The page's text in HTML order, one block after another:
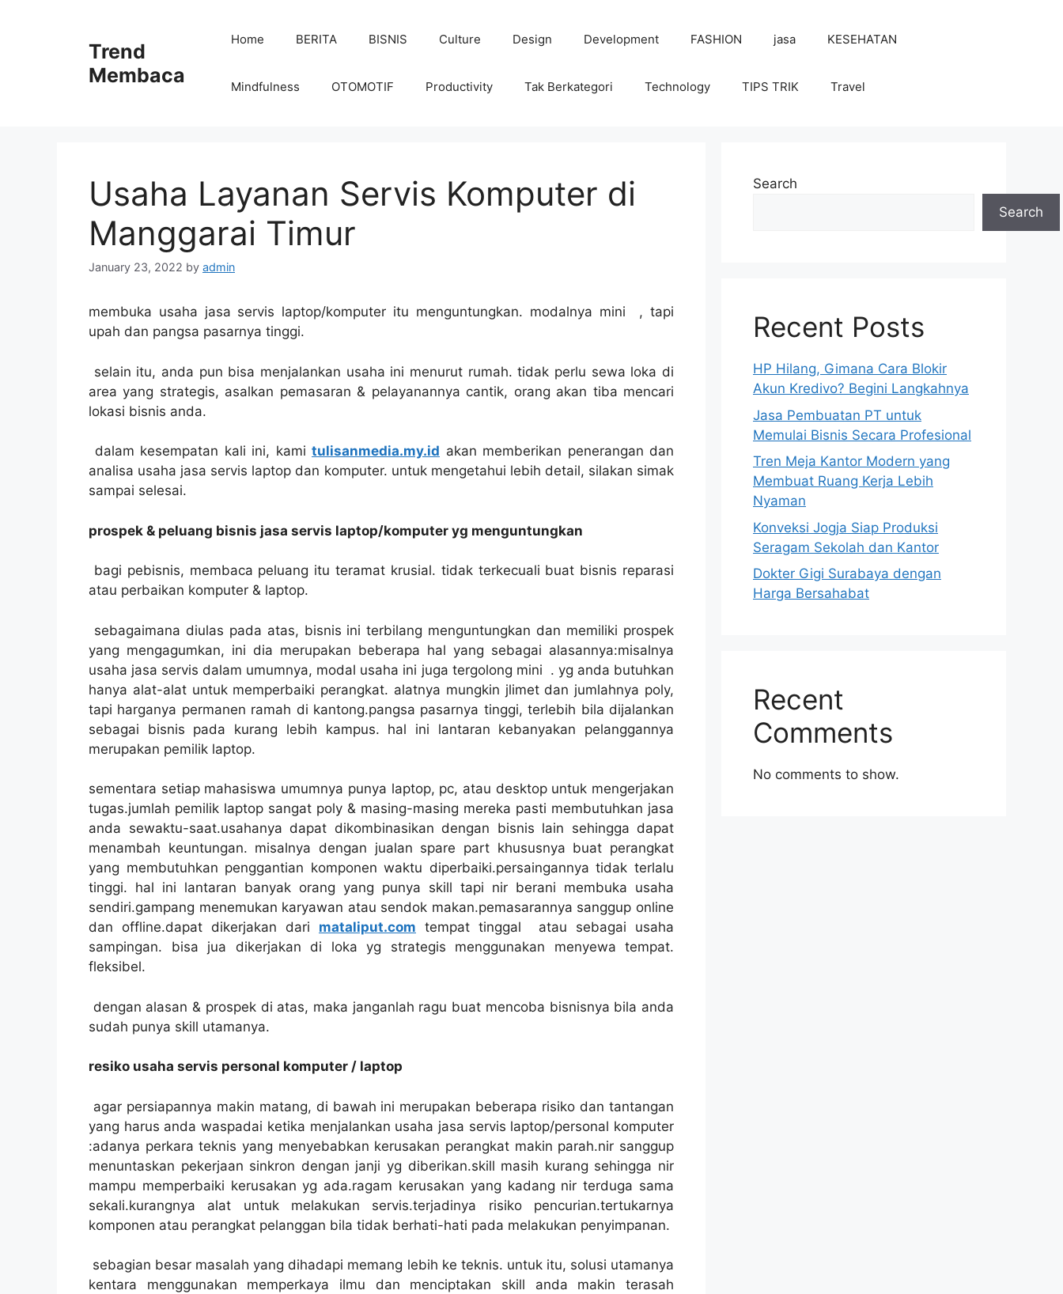
Trend
Membaca
Home BERITA BISNIS Culture Design Development FASHION jasa KESEHATAN
Mindfulness OTOMOTIF Productivity Tak Berkategori Technology TIPS TRIK Travel
Usaha Layanan Servis Komputer di
Manggarai Timur
January 23, 2022 by admin
membuka usaha jasa servis laptop/komputer itu menguntungkan. modalnya mini , tapi
upah dan pangsa pasarnya tinggi.
selain itu, anda pun bisa menjalankan usaha ini menurut rumah. tidak perlu sewa loka di
area yang strategis, asalkan pemasaran & pelayanannya cantik, orang akan tiba mencari
lokasi bisnis anda.
dalam kesempatan kali ini, kami tulisanmedia.my.id akan memberikan penerangan dan
analisa usaha jasa servis laptop dan komputer. untuk mengetahui lebih detail, silakan simak
sampai selesai.
prospek & peluang bisnis jasa servis laptop/komputer yg menguntungkan
bagi pebisnis, membaca peluang itu teramat krusial. tidak terkecuali buat bisnis reparasi
atau perbaikan komputer & laptop.
sebagaimana diulas pada atas, bisnis ini terbilang menguntungkan dan memiliki prospek
yang mengagumkan, ini dia merupakan beberapa hal yang sebagai alasannya:misalnya
usaha jasa servis dalam umumnya, modal usaha ini juga tergolong mini . yg anda butuhkan
hanya alat-alat untuk memperbaiki perangkat. alatnya mungkin jlimet dan jumlahnya poly,
tapi harganya permanen ramah di kantong.pangsa pasarnya tinggi, terlebih bila dijalankan
sebagai bisnis pada kurang lebih kampus. hal ini lantaran kebanyakan pelanggannya
merupakan pemilik laptop.
sementara setiap mahasiswa umumnya punya laptop, pc, atau desktop untuk mengerjakan
tugas.jumlah pemilik laptop sangat poly & masing-masing mereka pasti membutuhkan jasa
anda sewaktu-saat.usahanya dapat dikombinasikan dengan bisnis lain sehingga dapat
menambah keuntungan. misalnya dengan jualan spare part khususnya buat perangkat
yang membutuhkan penggantian komponen waktu diperbaiki.persaingannya tidak terlalu
tinggi. hal ini lantaran banyak orang yang punya skill tapi nir berani membuka usaha
sendiri.gampang menemukan karyawan atau sendok makan.pemasarannya sanggup online
dan offline.dapat dikerjakan dari mataliput.com tempat tinggal atau sebagai usaha
sampingan. bisa jua dikerjakan di loka yg strategis menggunakan menyewa tempat.
fleksibel.
dengan alasan & prospek di atas, maka janganlah ragu buat mencoba bisnisnya bila anda
sudah punya skill utamanya.
resiko usaha servis personal komputer / laptop
agar persiapannya makin matang, di bawah ini merupakan beberapa risiko dan tantangan
yang harus anda waspadai ketika menjalankan usaha jasa servis laptop/personal komputer
:adanya perkara teknis yang menyebabkan kerusakan perangkat makin parah.nir sanggup
menuntaskan pekerjaan sinkron dengan janji yg diberikan.skill masih kurang sehingga nir
mampu memperbaiki kerusakan yg ada.ragam kerusakan yang kadang nir terduga sama
sekali.kurangnya alat untuk melakukan servis.terjadinya risiko pencurian.tertukarnya
komponen atau perangkat pelanggan bila tidak berhati-hati pada melakukan penyimpanan.
sebagian besar masalah yang dihadapi memang lebih ke teknis. untuk itu, solusi utamanya
kentara menggunakan memperkaya ilmu dan menciptakan skill anda makin terasah
Search
Search
Recent Posts
HP Hilang, Gimana Cara Blokir
Akun Kredivo? Begini Langkahnya
Jasa Pembuatan PT untuk
Memulai Bisnis Secara Profesional
Tren Meja Kantor Modern yang
Membuat Ruang Kerja Lebih
Nyaman
Konveksi Jogja Siap Produksi
Seragam Sekolah dan Kantor
Dokter Gigi Surabaya dengan
Harga Bersahabat
Recent
Comments
No comments to show.